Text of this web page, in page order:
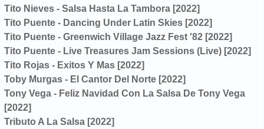
Tito Nieves - Salsa Hasta La Tambora [2022]
Tito Puente - Dancing Under Latin Skies [2022]
Tito Puente - Greenwich Village Jazz Fest '82 [2022]
Tito Puente - Live Treasures Jam Sessions (Live) [2022]
Tito Rojas - Exitos Y Mas [2022]
Toby Murgas - El Cantor Del Norte [2022]
Tony Vega - Feliz Navidad Con La Salsa De Tony Vega
[2022]
Tributo A La Salsa [2022]